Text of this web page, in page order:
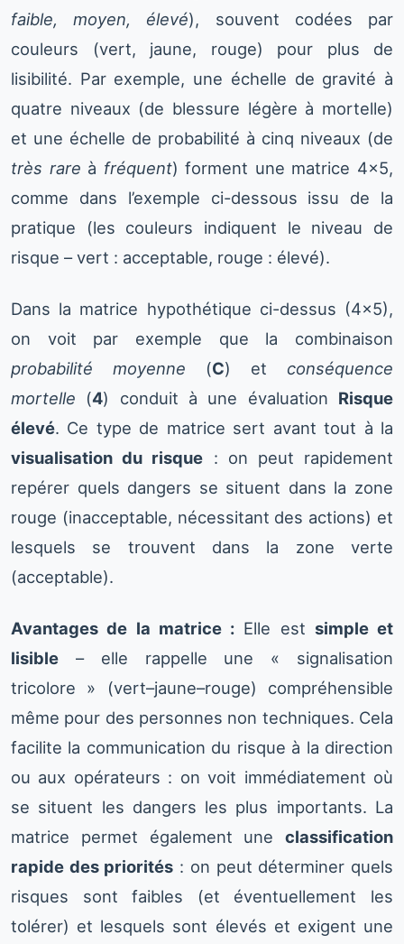
faible, moyen, élevé), souvent codées par
couleurs (vert, jaune, rouge) pour plus de
lisibilité. Par exemple, une échelle de gravité à
quatre niveaux (de blessure légère à mortelle)
et une échelle de probabilité à cinq niveaux (de
très rare à fréquent) forment une matrice 4×5,
comme dans l’exemple ci-dessous issu de la
pratique (les couleurs indiquent le niveau de
risque – vert : acceptable, rouge : élevé).
Dans la matrice hypothétique ci-dessus (4×5),
on voit par exemple que la combinaison
probabilité moyenne (C) et conséquence
mortelle (4) conduit à une évaluation Risque
élevé. Ce type de matrice sert avant tout à la
visualisation du risque : on peut rapidement
repérer quels dangers se situent dans la zone
rouge (inacceptable, nécessitant des actions) et
lesquels se trouvent dans la zone verte
(acceptable).
Avantages de la matrice : Elle est simple et
lisible – elle rappelle une « signalisation
tricolore » (vert–jaune–rouge) compréhensible
même pour des personnes non techniques. Cela
facilite la communication du risque à la direction
ou aux opérateurs : on voit immédiatement où
se situent les dangers les plus importants. La
matrice permet également une classification
rapide des priorités : on peut déterminer quels
risques sont faibles (et éventuellement les
tolérer) et lesquels sont élevés et exigent une